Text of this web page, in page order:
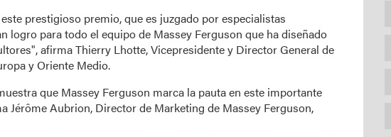
prestigioso premio, que es juzgado por especialistas
logro para todo el equipo de Massey Ferguson que ha diseñado
afirma Thierry Lhotte, Vicepresidente y Director General de
y Oriente Medio.
que Massey Ferguson marca la pauta en este importante
Jérôme Aubrion, Director de Marketing de Massey Ferguson,